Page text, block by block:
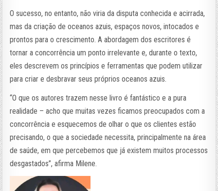
O sucesso, no entanto, não viria da disputa conhecida e acirrada,
mas da criação de oceanos azuis, espaços novos, intocados e
prontos para o crescimento. A abordagem dos escritores é
tornar a concorrência um ponto irrelevante e, durante o texto,
eles descrevem os princípios e ferramentas que podem utilizar
para criar e desbravar seus próprios oceanos azuis.
“O que os autores trazem nesse livro é fantástico e a pura
realidade – acho que muitas vezes ficamos preocupados com a
concorrência e esquecemos de olhar o que os clientes estão
precisando, o que a sociedade necessita, principalmente na área
de saúde, em que percebemos que já existem muitos processos
desgastados”, afirma Milene.